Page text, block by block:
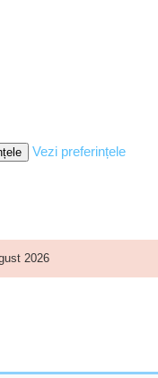
Vezi preferințele
2026